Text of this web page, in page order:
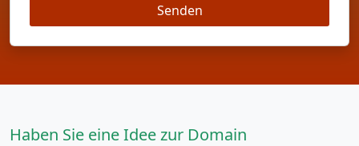
Senden
Haben Sie eine Idee zur Domain